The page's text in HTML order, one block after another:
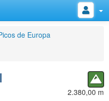
de Europa
2.380,00 m